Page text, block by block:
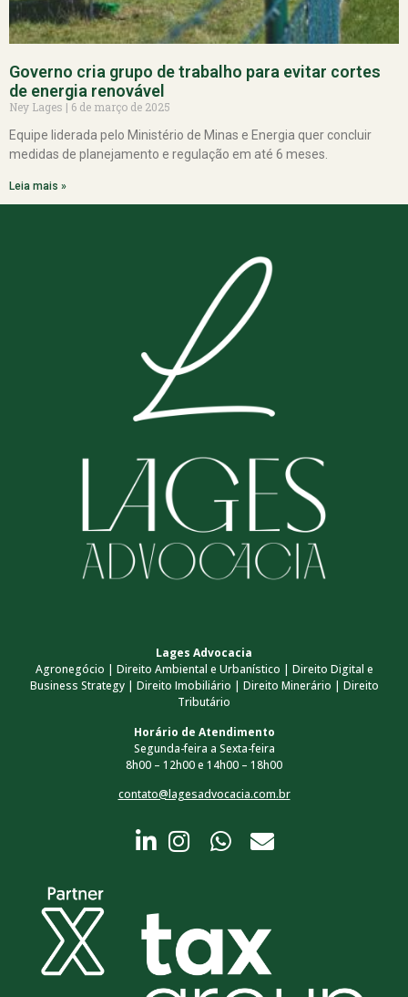
Governo cria grupo de trabalho para evitar cortes
de energia renovável
Ney Lages
6 de março de 2025
Equipe liderada pelo Ministério de Minas e Energia quer concluir
medidas de planejamento e regulação em até 6 meses.
Leia mais »
Lages Advocacia
Agronegócio | Direito Ambiental e Urbanístico | Direito Digital e
Business Strategy | Direito Imobiliário | Direito Minerário | Direito
Tributário
Horário de Atendimento
Segunda-feira a Sexta-feira
8h00 – 12h00 e 14h00 – 18h00
contato@lagesadvocacia.com.br